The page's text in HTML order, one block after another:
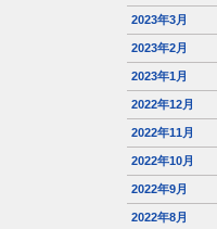
2023年3月
2023年2月
2023年1月
2022年12月
2022年11月
2022年10月
2022年9月
2022年8月